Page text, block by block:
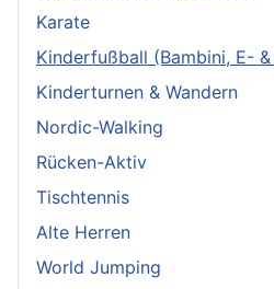
Karate
Kinderfußball (Bambini, E-
Kinderturnen & Wandern
Nordic-Walking
Rücken-Aktiv
Tischtennis
Alte Herren
World Jumping